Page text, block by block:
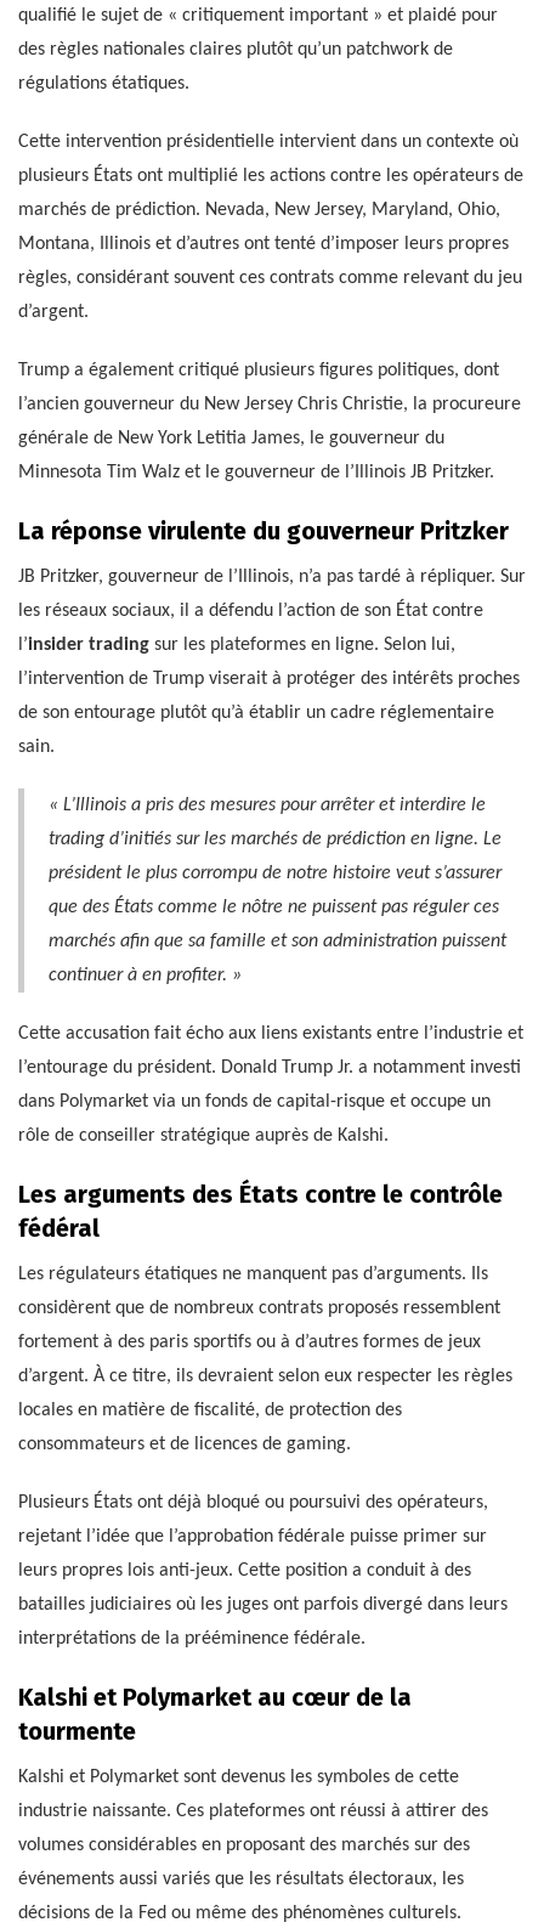
qualifié le sujet de « critiquement important » et plaidé pour
des règles nationales claires plutôt qu’un patchwork de
régulations étatiques.
Cette intervention présidentielle intervient dans un contexte où
plusieurs États ont multiplié les actions contre les opérateurs de
marchés de prédiction. Nevada, New Jersey, Maryland, Ohio,
Montana, Illinois et d’autres ont tenté d’imposer leurs propres
règles, considérant souvent ces contrats comme relevant du jeu
d’argent.
Trump a également critiqué plusieurs figures politiques, dont
l’ancien gouverneur du New Jersey Chris Christie, la procureure
générale de New York Letitia James, le gouverneur du
Minnesota Tim Walz et le gouverneur de l’Illinois JB Pritzker.
La réponse virulente du gouverneur Pritzker
JB Pritzker, gouverneur de l’Illinois, n’a pas tardé à répliquer. Sur
les réseaux sociaux, il a défendu l’action de son État contre
l’insider trading sur les plateformes en ligne. Selon lui,
l’intervention de Trump viserait à protéger des intérêts proches
de son entourage plutôt qu’à établir un cadre réglementaire
sain.
« L’Illinois a pris des mesures pour arrêter et interdire le
trading d’initiés sur les marchés de prédiction en ligne. Le
président le plus corrompu de notre histoire veut s’assurer
que des États comme le nôtre ne puissent pas réguler ces
marchés afin que sa famille et son administration puissent
continuer à en profiter. »
Cette accusation fait écho aux liens existants entre l’industrie et
l’entourage du président. Donald Trump Jr. a notamment investi
dans Polymarket via un fonds de capital-risque et occupe un
rôle de conseiller stratégique auprès de Kalshi.
Les arguments des États contre le contrôle
fédéral
Les régulateurs étatiques ne manquent pas d’arguments. Ils
considèrent que de nombreux contrats proposés ressemblent
fortement à des paris sportifs ou à d’autres formes de jeux
d’argent. À ce titre, ils devraient selon eux respecter les règles
locales en matière de fiscalité, de protection des
consommateurs et de licences de gaming.
Plusieurs États ont déjà bloqué ou poursuivi des opérateurs,
rejetant l’idée que l’approbation fédérale puisse primer sur
leurs propres lois anti-jeux. Cette position a conduit à des
batailles judiciaires où les juges ont parfois divergé dans leurs
interprétations de la prééminence fédérale.
Kalshi et Polymarket au cœur de la
tourmente
Kalshi et Polymarket sont devenus les symboles de cette
industrie naissante. Ces plateformes ont réussi à attirer des
volumes considérables en proposant des marchés sur des
événements aussi variés que les résultats électoraux, les
décisions de la Fed ou même des phénomènes culturels.